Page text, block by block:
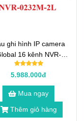
ghi hình IP camera
16 kênh NVR-
0232M-2L
5.988.000đ
Mua ngay
Thêm giỏ hàng